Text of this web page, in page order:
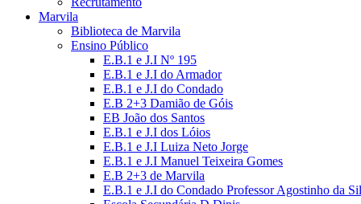
Marvila
Biblioteca de Marvila
Ensino Público
E.B.1 e J.I Nº 195
E.B.1 e J.I do Armador
E.B.1 e J.I do Condado
E.B 2+3 Damião de Góis
EB João dos Santos
E.B.1 e J.I dos Lóios
E.B.1 e J.I Luiza Neto Jorge
E.B.1 e J.I Manuel Teixeira Gomes
E.B 2+3 de Marvila
E.B.1 e J.I do Condado Professor Agostinho da